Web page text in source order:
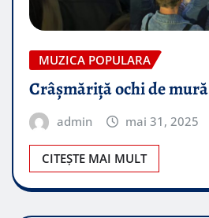
MUZICA POPULARA
Crâșmăriță ochi de mură
admin mai 31, 2025
CITEȘTE MAI MULT